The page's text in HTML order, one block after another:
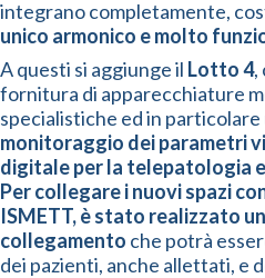
integrano completamente,
unico armonico e molto
A questi si aggiunge il Lotto 4,
fornitura di apparecchiature
specialistiche ed in particolare
monitoraggio dei parametri
digitale per la telepatologia
Per collegare i nuovi spazi
ISMETT, è stato realizzato
collegamento che potrà
dei pazienti, anche allettati, e